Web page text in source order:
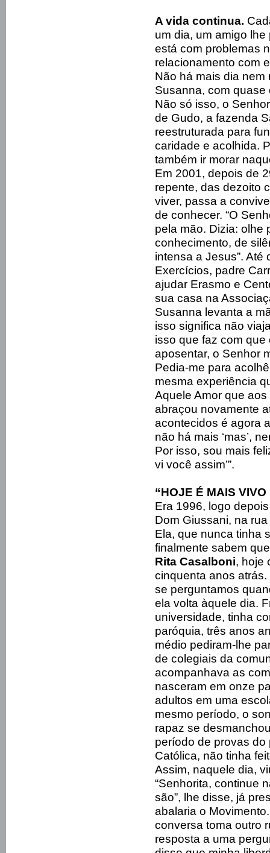
A vida continua.
um dia, um amigo
está com problemas
relacionamento com
Não há mais dia nem
Susanna, com
Não só isso, o
de Gudo, a fazenda
reestruturada para
caridade e acolhida.
também ir morar
Em 2001, depois de
repente, das dezoito
viver, passa a
de conhecer. “O
pela mão. Dizia: olhe
conhecimento, de
intensa a Jesus”.
Exercícios, padre
ajudar Erasmo e
sua casa na
Susanna levanta a
isso significa não
isso que faz com que
aposentar, o Senhor
Pedia-me para
mesma experiência
Aquele Amor que
abraçou novamente
acontecidos é agora
não há mais ‘mas’,
Por isso, sou mais
vi você assim’”.
“HOJE É MAIS
Era 1996, logo
Dom Giussani, na
Ela, que nunca tinha
finalmente sabem
Rita Casalboni, hoje
cinquenta anos
se perguntamos
ela volta àquele dia.
universidade, tinha
paróquia, três anos
médio pediram-lhe
de colegiais da
acompanhava as
nasceram em onze
adultos em uma
mesmo período, o
rapaz se
período de provas do
Católica, não tinha
Assim, naquele dia,
“Senhorita, continue
são”, lhe disse, já
abalaria o
conversa toma outro
resposta a uma